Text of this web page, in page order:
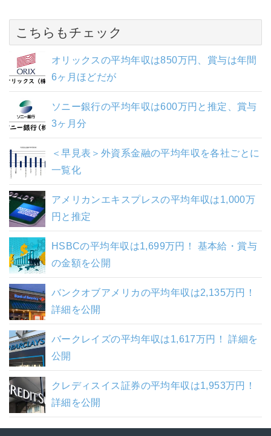
こちらもチェック
オリックスの平均年収は850万円、賞与は年間
6ヶ月ほどだが
ソニー銀行の平均年収は600万円と推定、賞与
3ヶ月分
＜早見表＞外資系金融の平均年収を各社ごとに
一覧化
アメリカンエキスプレスの平均年収は1,000万
円と推定
HSBCの平均年収は1,699万円！ 基本給・賞与
の金額を公開
バンクオブアメリカの平均年収は2,135万円！
詳細を公開
バークレイズの平均年収は1,617万円！ 詳細を
公開
クレディスイス証券の平均年収は1,953万円！
詳細を公開